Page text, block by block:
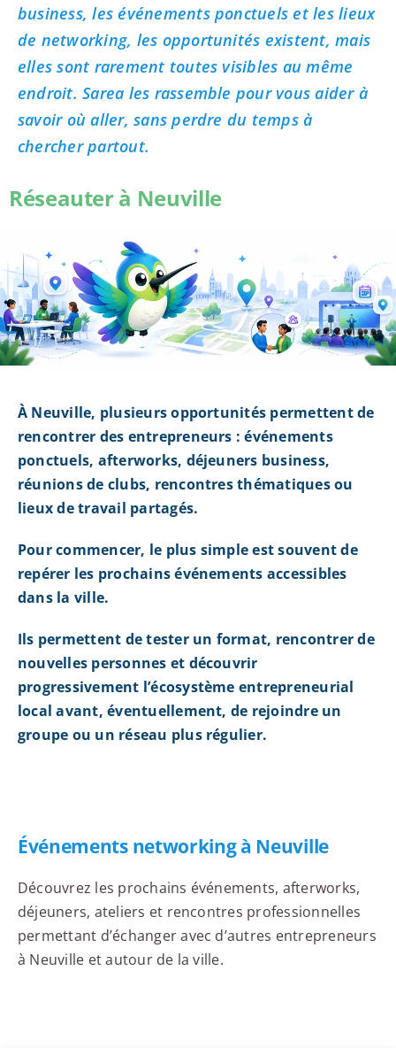
business, les événements ponctuels et les lieux
de networking, les opportunités existent, mais
elles sont rarement toutes visibles au même
endroit. Sarea les rassemble pour vous aider à
savoir où aller, sans perdre du temps à
chercher partout.
Réseauter à Neuville
À Neuville, plusieurs opportunités permettent de
rencontrer des entrepreneurs : événements
ponctuels, afterworks, déjeuners business,
réunions de clubs, rencontres thématiques ou
lieux de travail partagés.
Pour commencer, le plus simple est souvent de
repérer les prochains événements accessibles
dans la ville.
Ils permettent de tester un format, rencontrer de
nouvelles personnes et découvrir
progressivement l’écosystème entrepreneurial
local avant, éventuellement, de rejoindre un
groupe ou un réseau plus régulier.
Événements networking à Neuville
Découvrez les prochains événements, afterworks,
déjeuners, ateliers et rencontres professionnelles
permettant d’échanger avec d’autres entrepreneurs
à Neuville et autour de la ville.